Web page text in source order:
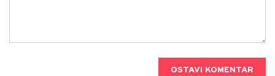
OSTAVI KOMENTAR